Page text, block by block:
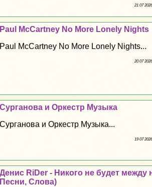
21 07
Paul McCartney No More Lonely Nights
Paul McCartney No More Lonely Nights...
20 07
Сурганова и Оркестр Музыка
Сурганова и Оркестр Музыка...
19 07
Денис RiDer - Никого не будет между
Песни, Слова)